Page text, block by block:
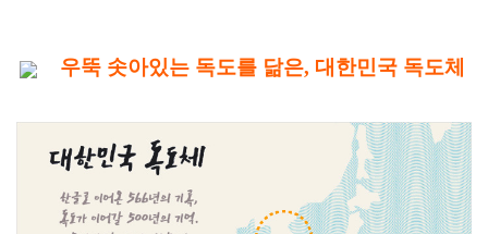
우뚝 솟아있는 독도를 닮은, 대한민국 독도체